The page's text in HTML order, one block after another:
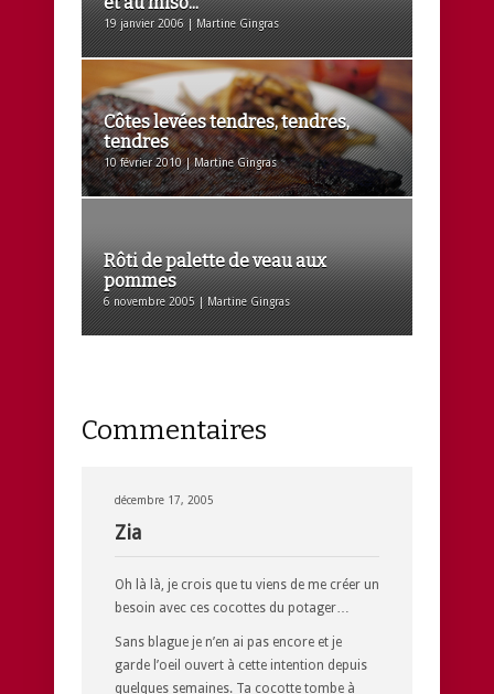
19 janvier 2006 | Martine Gingras
Côtes levées tendres, tendres,
tendres
10 février 2010 | Martine Gingras
Rôti de palette de veau aux
pommes
6 novembre 2005 | Martine Gingras
Commentaires
décembre 17, 2005
Zia
Oh là là, je crois que tu viens de me créer un
besoin avec ces cocottes du potager…
Sans blague je n’en ai pas encore et je
garde l’oeil ouvert à cette intention depuis
quelques semaines. Ta cocotte tombe à